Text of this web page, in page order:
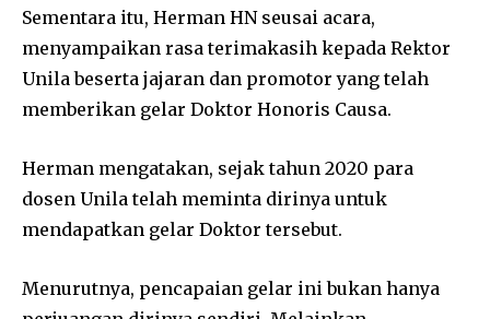
Sementara itu, Herman HN seusai acara,
menyampaikan rasa terimakasih kepada Rektor
Unila beserta jajaran dan promotor yang telah
memberikan gelar Doktor Honoris Causa.
Herman mengatakan, sejak tahun 2020 para
dosen Unila telah meminta dirinya untuk
mendapatkan gelar Doktor tersebut.
Menurutnya, pencapaian gelar ini bukan hanya